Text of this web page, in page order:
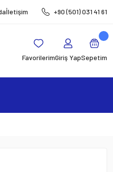
İletişim +90 (501) 031 41 61
FavorilerimGiriş YapSepetim